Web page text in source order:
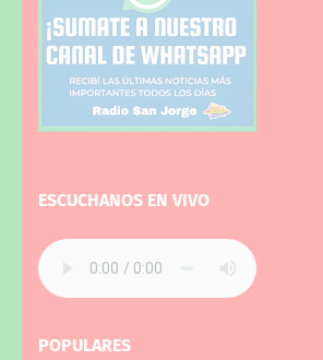
ESCUCHANOS EN VIVO
POPULARES